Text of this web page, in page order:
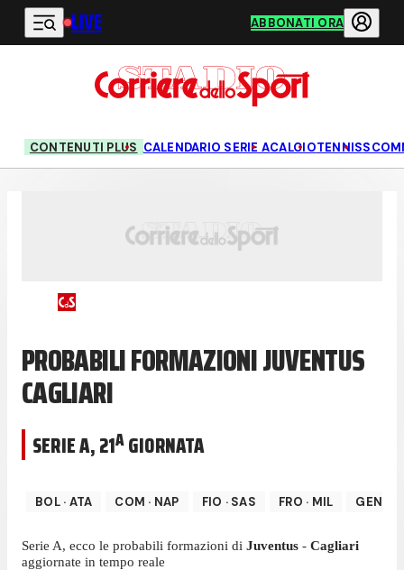
Vai al contenuto principale
LIVE ABBONATI ORA
CONTENUTI PLUS CALENDARIO SERIE ACALCIOTENNIS
PROBABILI FORMAZIONI JUVENTUS
CAGLIARI
SERIE A,21AGIORNATA
BOL· ATA COM · NAP FIO · SAS FRO · MIL GEN
Serie A, ecco le probabili formazioni di Juventus - Cagliari
aggiornate in tempo reale